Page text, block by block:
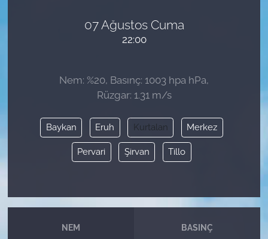
07 Ağustos Cuma
22:00
Nem: %20, Basınç: 1003 hpa hPa,
Rüzgar: 1.31 m/s
Baykan Eruh Kurtalan Merkez
Pervari Şirvan Tillo
NEM BASINÇ